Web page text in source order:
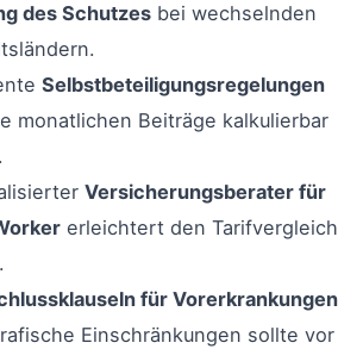
des Schutzesbei wechselnden
Selbstbeteiligungsregelungen
monatlichen Beiträge kalkulierbar
Versicherungsberater für
erleichtert den Tarifvergleich
für Vorerkrankungen
Einschränkungen sollte vor